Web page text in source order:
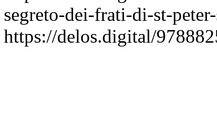
segreto-dei-frati-di-st-
https://delos.digital/